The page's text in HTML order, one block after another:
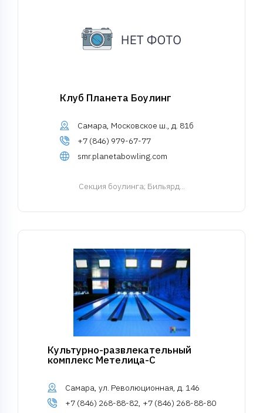
Клуб Планета Боулинг
Самара, Московское ш., д. 81б
+7 (846) 979-67-77
smr.planetabowling.com
Cекция боулинга; Бильярд...
Культурно-развлекательный
комплекс Метелица-С
Самара, ул. Революционная, д. 146
+7 (846) 268-88-82, +7 (846) 268-88-80